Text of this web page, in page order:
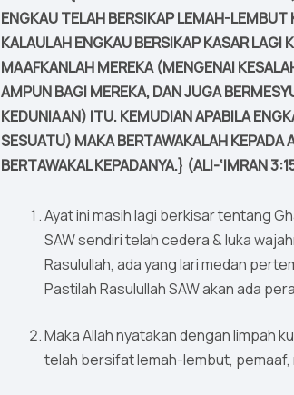
ENGKAU TELAH BERSIKAP LEMAH-
KALAULAH ENGKAU BERSIKAP KASAR LAGI
MAAFKANLAH MEREKA (MENGENAI
AMPUN BAGI MEREKA, DAN JUGA
KEDUNIAAN) ITU. KEMUDIAN APABILA
SESUATU) MAKA BERTAWAKALAH KEPADA
BERTAWAKAL KEPADANYA.} (ALI-‘IMRAN
Ayat ini masih lagi berkisar tentang
SAW sendiri telah cedera & luka
Rasulullah, ada yang lari medan
Pastilah Rasulullah SAW akan ada
Maka Allah nyatakan dengan limpah
telah bersifat lemah-lembut, pemaaf,